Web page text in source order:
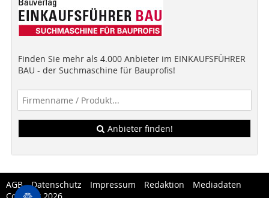
Finden Sie mehr als 4.000 Anbieter im EINKAUFSFÜHRER
BAU - der Suchmaschine für Bauprofis!
Anbieter finden!
AGB Datenschutz Impressum Redaktion
Mediadaten
Copytest 2026